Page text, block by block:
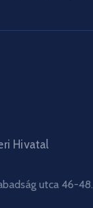
Hivatal
utca 46-48.